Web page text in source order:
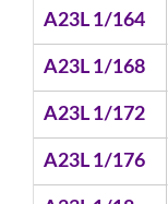
A23L 1/164
A23L 1/168
A23L 1/172
A23L 1/176